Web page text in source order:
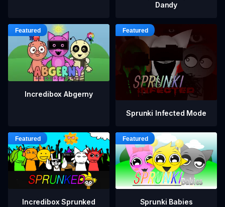
Dandy
Incredibox Abgerny
Sprunki Infected Mode
Incredibox Sprunked Sprunki Babies